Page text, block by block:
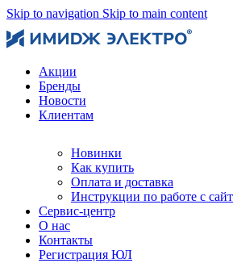
Skip to navigation Skip to main content
Акции
Бренды
Новости
Клиентам
Новинки
Как купить
Оплата и доставка
Инструкции по работе с
Сервис-центр
О нас
Контакты
Регистрация ЮЛ